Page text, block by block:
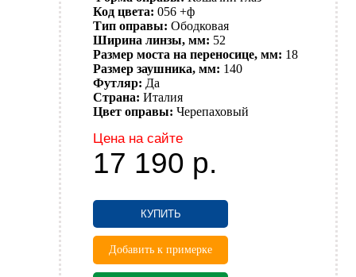
Код цвета: 056 +ф
Тип оправы: Ободковая
Ширина линзы, мм: 52
Размер моста на переносице, мм: 18
Размер заушника, мм: 140
Футляр: Да
Страна: Италия
Цвет оправы: Черепаховый
Цена на сайте
17 190 р.
КУПИТЬ
Добавить к примерке